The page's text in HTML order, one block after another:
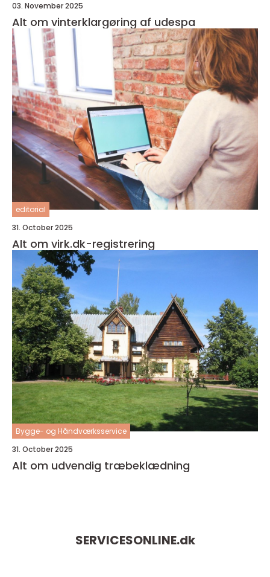
03. November 2025
Alt om vinterklargøring af udespa
editorial
31. October 2025
Alt om virk.dk-registrering
Bygge- og Håndværksservice
31. October 2025
Alt om udvendig træbeklædning
SERVICESONLINE.dk